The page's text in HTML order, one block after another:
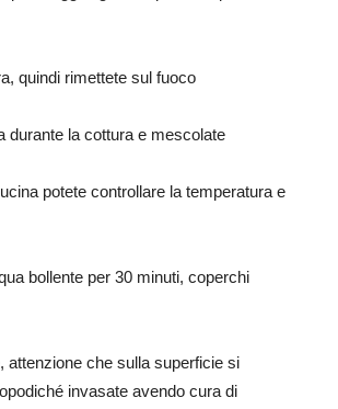
quindi rimettete sul fuoco
durante la cottura e mescolate
potete controllare la temperatura e
bollente per 30 minuti, coperchi
attenzione che sulla superficie si
invasate avendo cura di